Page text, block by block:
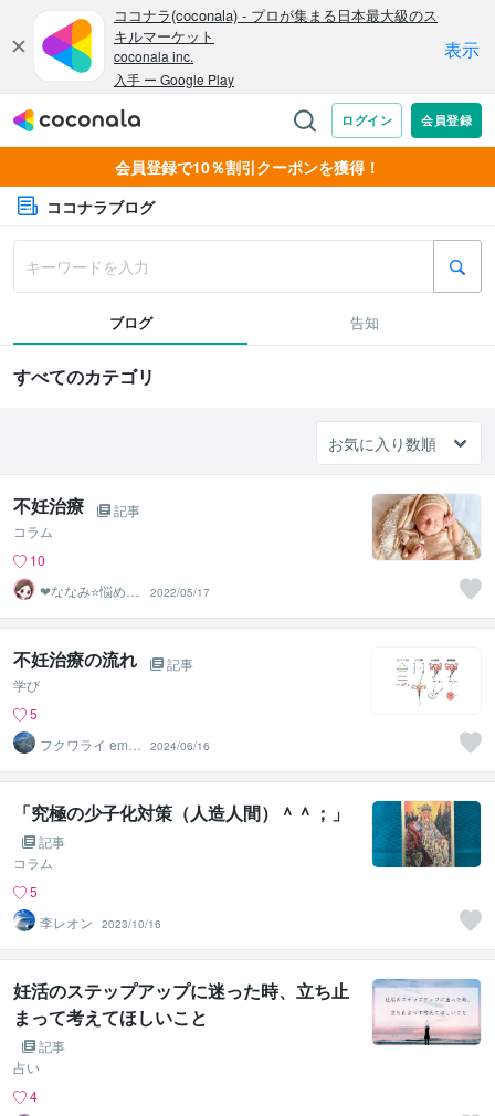
会員登録で10％割引クーポンを獲得！
ココナラブログ
ブログ 告知
すべてのカテゴリ
不妊治療
記事
コラム
10
❤ななみ⭐悩める
あなたの1番の味
方❤
2022/05/17
不妊治療の流れ
記事
学び
5
フクワライ embr
yology2901
2024/06/16
「究極の少子化対策（人造人間）＾＾；」
記事
コラム
5
李レオン
2023/10/16
妊活のステップアップに迷った時、立ち止
まって考えてほしいこと
記事
占い
4